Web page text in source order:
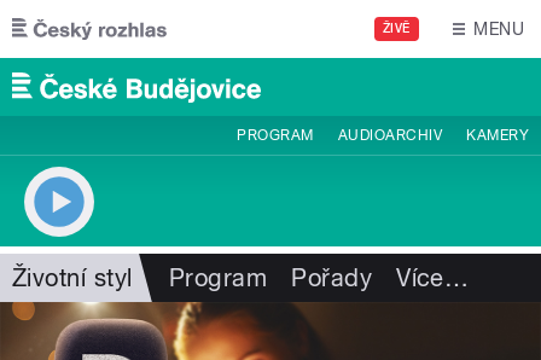
Přejít k hlavnímu obsahu
ŽIVĚ MENU
PROGRAM AUDIOARCHIV KAMERY
Životní styl Program Pořady Více…